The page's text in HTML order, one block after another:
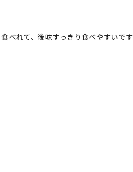
べれて、後味すっきり食べやすいです